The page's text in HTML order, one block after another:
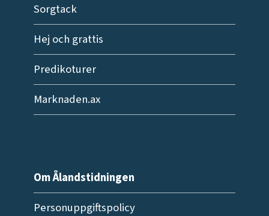
Sorgtack
Hej och grattis
Predikoturer
Marknaden.ax
Om Ålandstidningen
Personuppgiftspolicy